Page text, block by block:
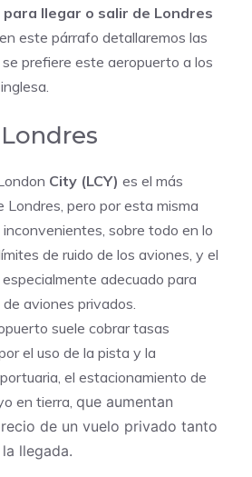
llegar o salir de Londres
este párrafo detallaremos las
prefiere este aeropuerto a los
City (LCY) es el más
Londres, pero por esta misma
sobre todo en lo
de ruido de los aviones, y el
adecuado para
aviones privados.
suele cobrar tasas
el uso de la pista y la
el estacionamiento de
en tierra, que aumentan
de un vuelo privado tanto
llegada.